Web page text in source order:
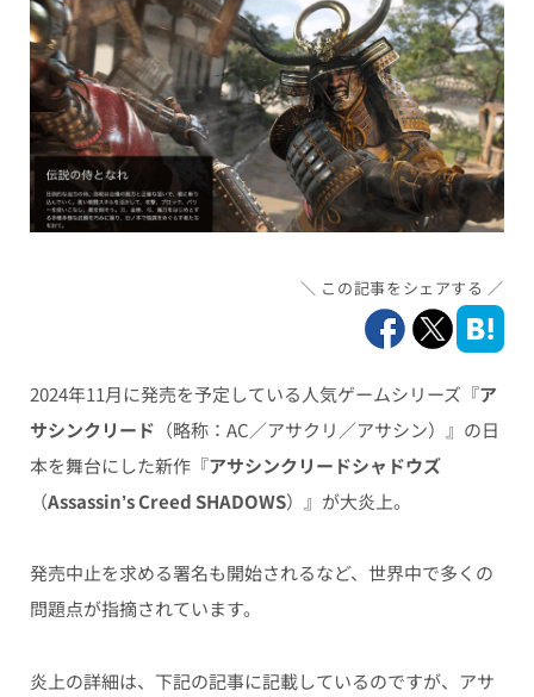
この記事をシェアする
2024年11月に発売を予定している人気ゲームシリーズ 『ア
サシンクリード （略称：AC／アサクリ／アサシン）
』の日
本を舞台にした新作『アサシンクリードシャドウズ
（Assassin’s Creed SHADOWS）』が大炎上。
発売中止を求める署名も開始されるなど、世界中で多くの
問題点が指摘されています。
炎上の詳細は、下記の記事に記載しているのですが、アサ